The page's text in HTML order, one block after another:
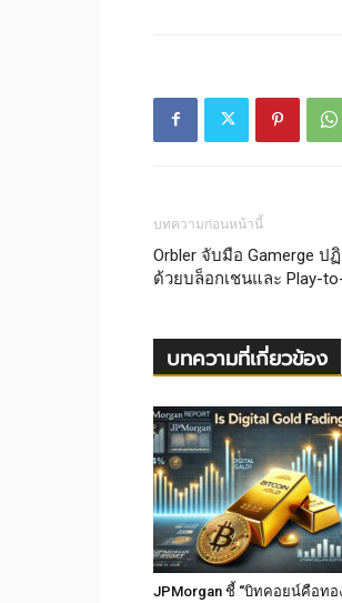
บทความก่อนหน้านี้
Orbler จับมือ Gamerge ป
ด้วยบล็อกเชนและ Play-
บทความที่เกี่ยวข้อง
JPMorgan ชี้ “บิทคอยน์คือทอ